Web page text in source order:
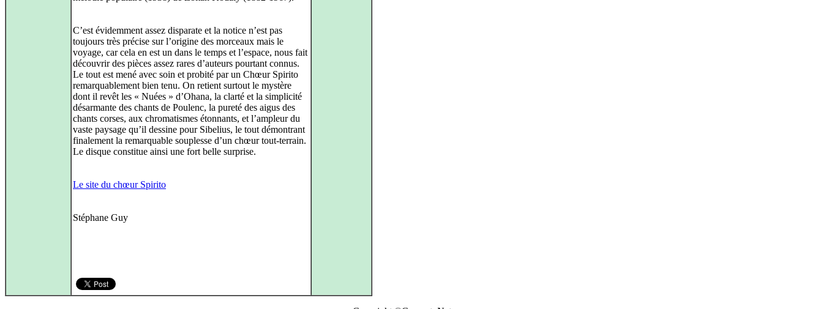
C’est évidemment assez disparate et la notice n’est pas
toujours très précise sur l’origine des morceaux mais le
voyage, car cela en est un dans le temps et l’espace, nous fait
découvrir des pièces assez rares d’auteurs pourtant connus.
Le tout est mené avec soin et probité par un Chœur Spirito
remarquablement bien tenu. On retient surtout le mystère
dont il revêt les « Nuées » d’Ohana, la clarté et la simplicité
désarmante des chants de Poulenc, la pureté des aigus des
chants corses, aux chromatismes étonnants, et l’ampleur du
vaste paysage qu’il dessine pour Sibelius, le tout démontrant
finalement la remarquable souplesse d’un chœur tout‑terrain.
Le disque constitue ainsi une fort belle surprise.
Le site du chœur Spirito
Stéphane Guy